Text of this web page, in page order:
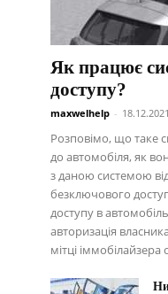
Як працює
доступу?
maxwelhelp - 18.12.2021
Розповімо, що таке
до автомобіля, як
з даною системою
безключового
доступу в
авторизація
мітці